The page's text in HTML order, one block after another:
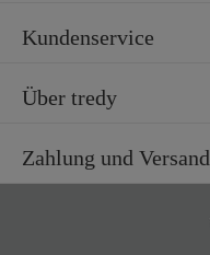
Kundenservice
Über tredy
Zahlung und Versand